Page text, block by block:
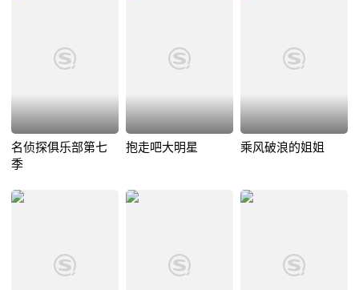
名侦探俱乐部第七
季
抱走吧大明星 乘风破浪的姐姐